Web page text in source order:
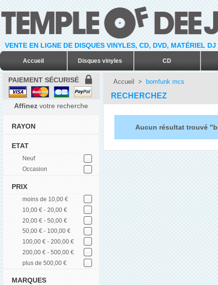
VENTE EN LIGNE DE DISQUES VINYLES, CD, DVD, MATÉRIEL
Accueil Disques vinyles CD
PAIEMENT SÉCURISÉ
Affinez votre recherche
RAYON
ETAT
Neuf
Occasion
PRIX
moins de 10,00 €
10,00 € - 20,00 €
20,00 € - 50,00 €
50,00 € - 100,00 €
100,00 € - 200,00 €
200,00 € - 500,00 €
plus de 500,00 €
MARQUES
Accueil > bomfunk mcs
RECHERCHEZ
Aucun résultat trouvé